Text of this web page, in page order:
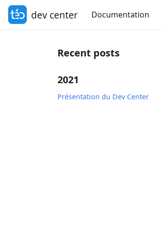
dev center Documentation
Recent posts
2021
Présentation du Dev Center